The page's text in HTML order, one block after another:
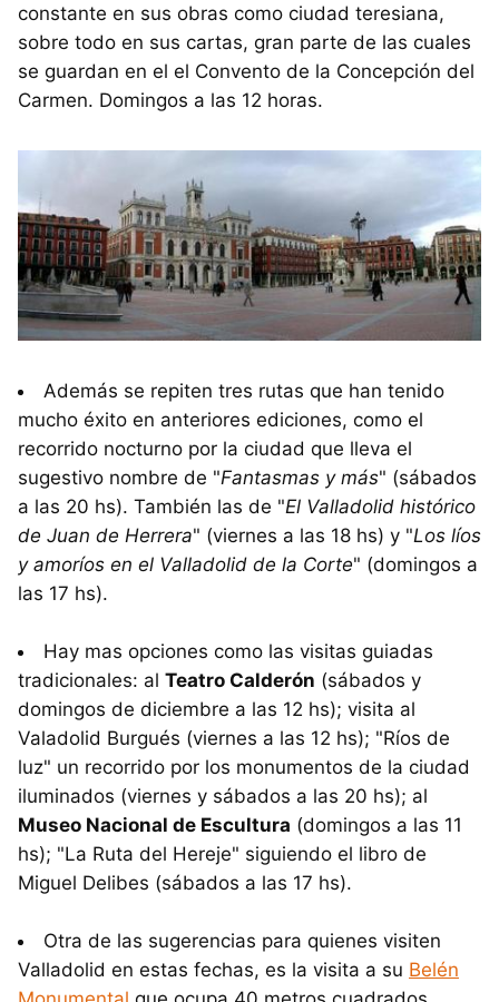
constante en sus obras como ciudad teresiana,
sobre todo en sus cartas, gran parte de las cuales
se guardan en el el Convento de la Concepción del
Carmen. Domingos a las 12 horas.
Además se repiten tres rutas que han tenido
mucho éxito en anteriores ediciones, como el
recorrido nocturno por la ciudad que lleva el
sugestivo nombre de "Fantasmas y más" (sábados
a las 20 hs). También las de "El Valladolid histórico
de Juan de Herrera" (viernes a las 18 hs) y "Los líos
y amoríos en el Valladolid de la Corte" (domingos a
las 17 hs).
Hay mas opciones como las visitas guiadas
tradicionales: al Teatro Calderón (sábados y
domingos de diciembre a las 12 hs); visita al
Valadolid Burgués (viernes a las 12 hs); "Ríos de
luz" un recorrido por los monumentos de la ciudad
iluminados (viernes y sábados a las 20 hs); al
Museo Nacional de Escultura (domingos a las 11
hs); "La Ruta del Hereje" siguiendo el libro de
Miguel Delibes (sábados a las 17 hs).
Otra de las sugerencias para quienes visiten
Valladolid en estas fechas, es la visita a su Belén